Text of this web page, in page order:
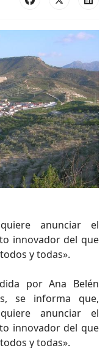
anunciar el
innovador del que
y todas».
por Ana Belén
se informa que,
anunciar el
innovador del que
y todas».